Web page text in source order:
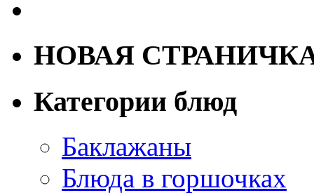
НОВАЯ
Категории блюд
Баклажаны
Блюда в горшочках